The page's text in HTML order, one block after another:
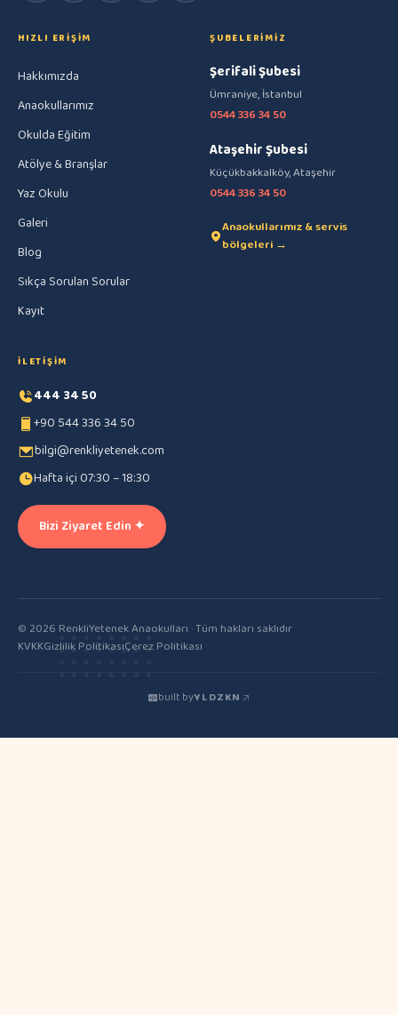
HIZLI ERIŞIM
Hakkımızda
Anaokullarımız
Okulda Eğitim
Atölye & Branşlar
Yaz Okulu
Galeri
Blog
Sıkça Sorulan Sorular
Kayıt
ŞUBELERIMIZ
Şerifali Şubesi
Ümraniye, İstanbul
0544 336 34 50
Ataşehir Şubesi
Küçükbakkalköy, Ataşehir
0544 336 34 50
Anaokullarımız & servis
bölgeleri →
İLETIŞIM
444 34 50
+90 544 336 34 50
bilgi@renkliyetenek.com
Hafta içi 07:30 – 18:30
Bizi Ziyaret Edin ✦
© 2026 RenkliYetenek Anaokulları · Tüm hakları saklıdır
KVKKGizlilik PolitikasıÇerez Politikası
built byYLDZKN